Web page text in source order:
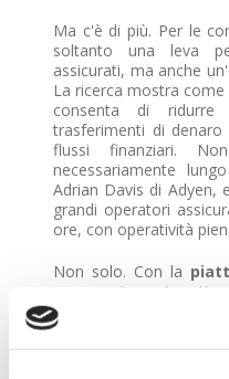
Ma c'è di più. Per le
soltanto una leva
assicurati, ma anche
La ricerca mostra
consenta di ridurre
trasferimenti di
flussi finanziari.
necessariamente
Adrian Davis di Adyen,
grandi operatori
ore, con operatività
Non solo. Con la
compagnie
ridurre i costi operativi
denaro, semplificare i
con la riconciliazione